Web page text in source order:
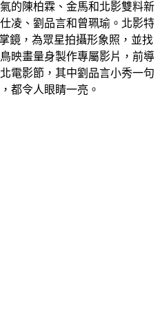
影帝陳以文、北影帝后柯震
的陳柏霖、金馬和北影雙料新
凌、劉品言和曾珮瑜。北影特
鏡，為眾星拍攝形象照，並找
映畫量身製作專屬影片，前導
電影節，其中劉品言小秀一句